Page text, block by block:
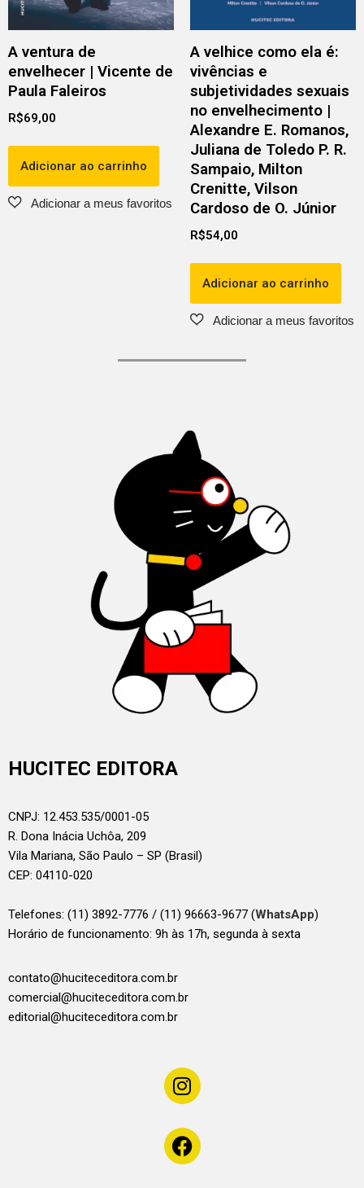
A ventura de
envelhecer | Vicente de
Paula Faleiros
R$69,00
Adicionar ao carrinho
A velhice como ela é:
vivências e
subjetividades sexuais
no envelhecimento |
Alexandre E. Romanos,
Juliana de Toledo P. R.
Sampaio, Milton
Crenitte, Vilson
Cardoso de O. Júnior
R$54,00
Adicionar ao carrinho
HUCITEC EDITORA
CNPJ: 12.453.535/0001-05
R. Dona Inácia Uchôa, 209
Vila Mariana, São Paulo – SP (Brasil)
CEP: 04110-020
Telefones: (11) 3892-7776 / (11) 96663-9677 (WhatsApp)
Horário de funcionamento: 9h às 17h, segunda à sexta
contato@huciteceditora.com.br
comercial@huciteceditora.com.br
editorial@huciteceditora.com.br